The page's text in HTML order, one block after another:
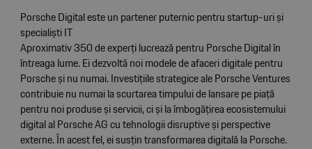
Porsche Digital este un partener puternic pentru startup-uri și
specialiști IT
Aproximativ 350 de experți lucrează pentru Porsche Digital în
întreaga lume. Ei dezvoltă noi modele de afaceri digitale pentru
Porsche și nu numai. Investițiile strategice ale Porsche Ventures
contribuie nu numai la scurtarea timpului de lansare pe piață
pentru noi produse și servicii, ci și la îmbogățirea ecosistemului
digital al Porsche AG cu tehnologii disruptive și perspective
externe. În acest fel, ei susțin transformarea digitală la Porsche.